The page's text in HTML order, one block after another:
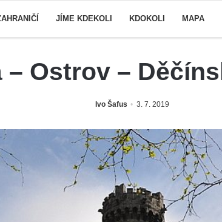
JÍME KDEKOLI KDOKOLI MAPA
– Ostrov –
Ivo Šafus 3. 7. 2019